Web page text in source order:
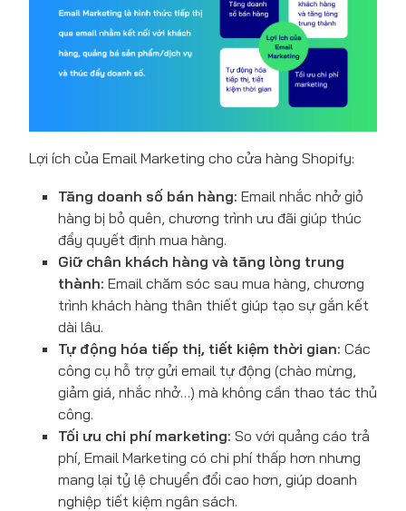
Lợi ích của Email Marketing cho cửa hàng Shopify:
Tăng doanh số bán hàng: Email nhắc nhở giỏ
hàng bị bỏ quên, chương trình ưu đãi giúp thúc
đẩy quyết định mua hàng.
Giữ chân khách hàng và tăng lòng trung
thành: Email chăm sóc sau mua hàng, chương
trình khách hàng thân thiết giúp tạo sự gắn kết
dài lâu.
Tự động hóa tiếp thị, tiết kiệm thời gian: Các
công cụ hỗ trợ gửi email tự động (chào mừng,
giảm giá, nhắc nhở…) mà không cần thao tác thủ
công.
Tối ưu chi phí marketing: So với quảng cáo trả
phí, Email Marketing có chi phí thấp hơn nhưng
mang lại tỷ lệ chuyển đổi cao hơn, giúp doanh
nghiệp tiết kiệm ngân sách.